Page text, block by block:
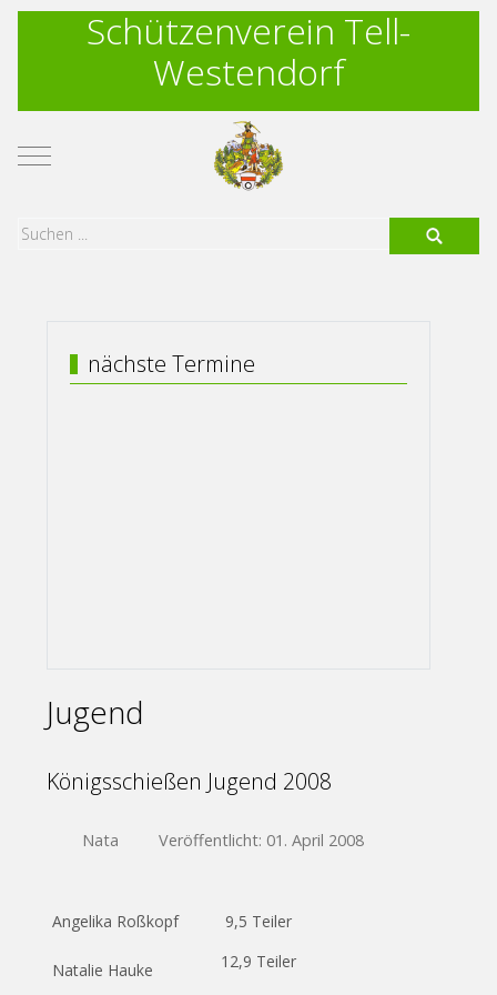
Schützenverein Tell-
Westendorf
Mobile Menu Toggle
nächste Termine
Jugend
Königsschießen Jugend 2008
Nata Veröffentlicht: 01. April 2008
Angelika Roßkopf 9,5 Teiler
Natalie Hauke
12,9 Teiler